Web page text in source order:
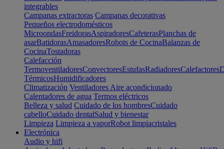
integrables
Campanas extractoras Campanas decorativas
Pequeños electrodomésticos
MicroondasFreidorasAspiradoresCafeterasPlanchas de
asarBatidorasAmasadoresRobots de CocinaBalanzas de
CocinaTostadoras
Calefacción
TermoventiladoresConvectoresEstufasRadiadoresCalefactores
TérmicosHumidificadores
Climatización Ventiladores Aire acondicionado
Calentadores de agua Termos eléctricos
Belleza y salud Cuidado de los hombresCuidado
cabelloCuidado dentalSalud y bienestar
Limpieza Limpieza a vaporRobot limpiacristales
Electrónica
Audio y hifi